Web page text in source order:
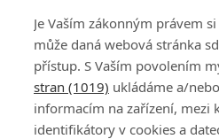
DISKUZE
Je Vaším zákonným právem
může daná webová stránka
přístup. S Vaším povolením
stran (1019) ukládáme a/
informacím na zařízení, mezi
identifikátory v cookies a